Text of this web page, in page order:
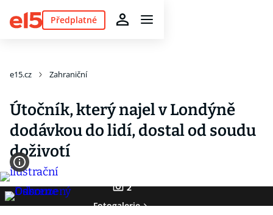
Předplatné
e15.cz Zahraniční
Útočník, který najel v Londýně
dodávkou do lidí, dostal od soudu
doživotí
2
Fotogalerie